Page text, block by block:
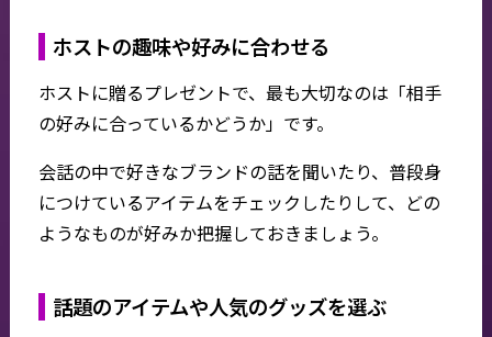
ホストの趣味や好みに合わせる
ホストに贈るプレゼントで、最も大切なのは「相手
の好みに合っているかどうか」です。
会話の中で好きなブランドの話を聞いたり、普段身
につけているアイテムをチェックしたりして、どの
ようなものが好みか把握しておきましょう。
話題のアイテムや人気のグッズを選ぶ